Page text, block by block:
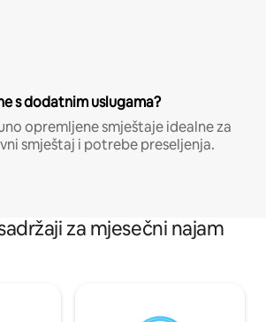
s dodatnim uslugama?
opremljene smještaje idealne za
smještaj i potrebe preseljenja.
za mjesečni najam